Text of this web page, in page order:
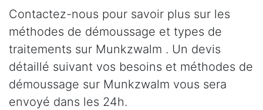
Contactez-nous pour savoir plus sur les
méthodes de démoussage et types de
traitements sur Munkzwalm . Un devis
détaillé suivant vos besoins et méthodes de
démoussage sur Munkzwalm vous sera
envoyé dans les 24h.